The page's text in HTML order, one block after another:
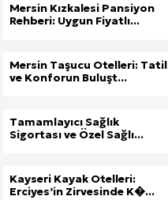
Mersin Kızkalesi Pansiyon
Rehberi: Uygun Fiyatlı...
Mersin Taşucu Otelleri: Tatil
ve Konforun Buluşt...
Tamamlayıcı Sağlık
Sigortası ve Özel Sağlı...
Kayseri Kayak Otelleri:
Erciyes’in Zirvesinde K�...